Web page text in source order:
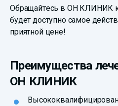
Обращайтесь в ОН КЛИНИК
будет доступно самое
приятной цене!
Преимущества
ОН КЛИНИК